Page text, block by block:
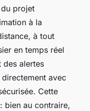
projet
à la
à tout
en temps réel
des alertes
avec
Cette
bien au contraire,